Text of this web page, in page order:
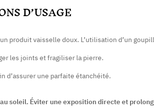
D’USAGE
produit vaisselle doux. L’utilisation d’un
les joints et fragiliser la pierre.
d’assurer une parfaite étanchéité.
soleil. Éviter une exposition directe et